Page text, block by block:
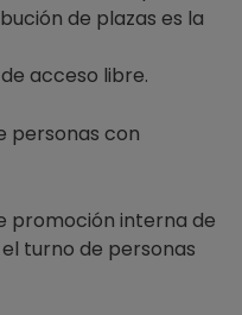
de plazas es la
acceso libre.
personas con
promoción interna de
turno de personas